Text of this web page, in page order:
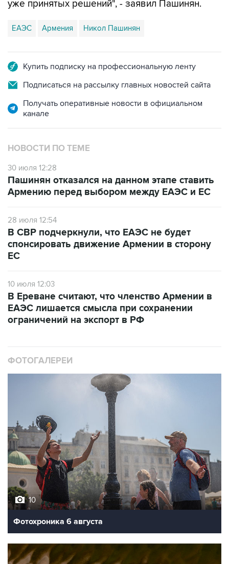
уже принятых решений", - заявил Пашинян.
ЕАЭС Армения Никол Пашинян
Купить подписку на профессиональную ленту
Подписаться на рассылку главных новостей сайта
Получать оперативные новости в официальном
канале
НОВОСТИ ПО ТЕМЕ
30 июля 12:28
Пашинян отказался на данном этапе ставить
Армению перед выбором между ЕАЭС и ЕС
28 июля 12:54
В СВР подчеркнули, что ЕАЭС не будет
спонсировать движение Армении в сторону
ЕС
10 июля 12:03
В Ереване считают, что членство Армении в
ЕАЭС лишается смысла при сохранении
ограничений на экспорт в РФ
ФОТОГАЛЕРЕИ
10
Фотохроника 6 августа